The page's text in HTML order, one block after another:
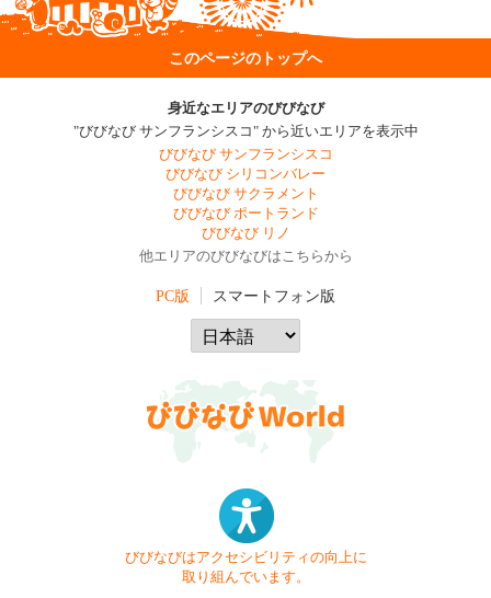
このページのトップへ
身近なエリアのびびなび
"びびなび サンフランシスコ" から近いエリアを表示中
びびなび サンフランシスコ
びびなび シリコンバレー
びびなび サクラメント
びびなび ポートランド
びびなび リノ
他エリアのびびなびはこちらから
PC版 スマートフォン版
びびなびはアクセシビリティの向上に
取り組んでいます。